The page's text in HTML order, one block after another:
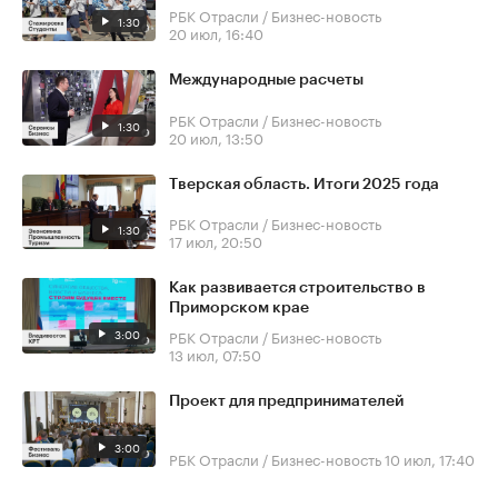
1:30
РБК Отрасли / Бизнес-новость
20 июл, 16:40
1:30
Международные расчеты
РБК Отрасли / Бизнес-новость
20 июл, 13:50
1:30
Тверская область. Итоги 2025 года
РБК Отрасли / Бизнес-новость
17 июл, 20:50
3:00
Как развивается строительство в
Приморском крае
РБК Отрасли / Бизнес-новость
13 июл, 07:50
3:00
Проект для предпринимателей
РБК Отрасли / Бизнес-новость10 июл, 17:40